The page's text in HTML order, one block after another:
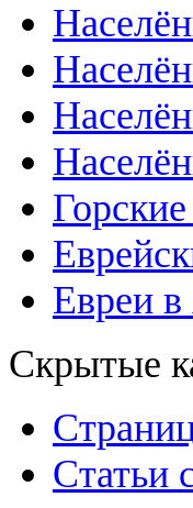
Евреи
Скрытые
Статьи